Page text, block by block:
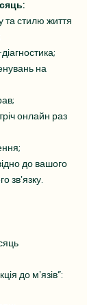
та стилю життя
на
онлайн раз
до вашого
звʼязку.
до мʼязів”: